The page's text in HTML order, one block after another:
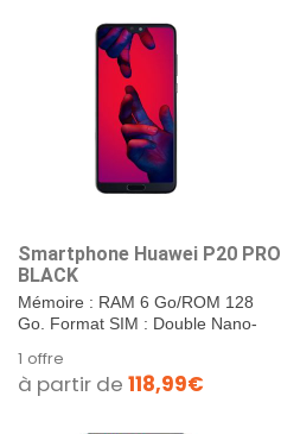
Smartphone Huawei P20 PRO
BLACK
Mémoire : RAM 6 Go/ROM 128
Go. Format SIM : Double Nano-
FullView...
1 offre
à partir de 118,99€